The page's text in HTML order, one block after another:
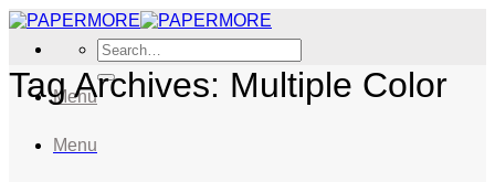
Skip
content
Search
for:
Menu
Menu
Tag Archives: Multiple Color